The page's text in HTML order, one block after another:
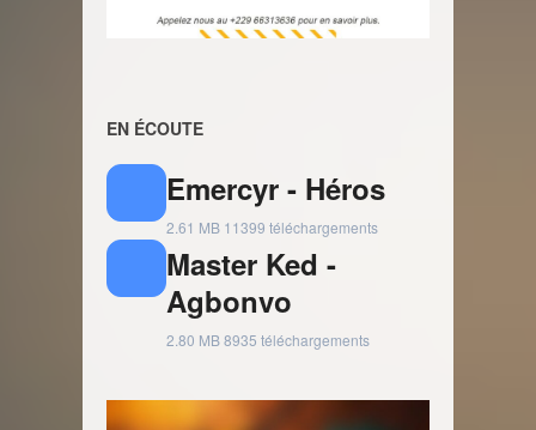
EN ÉCOUTE
Emercyr - Héros
2.61 MB 11399 téléchargements
Master Ked -
Agbonvo
2.80 MB8935 téléchargements